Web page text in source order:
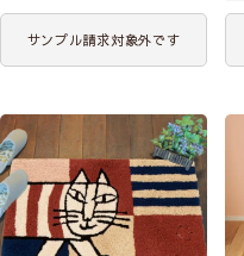
サンプル請求対象外です